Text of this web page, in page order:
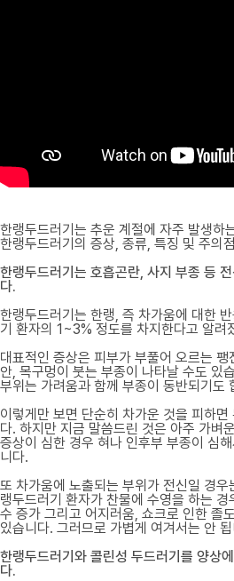
한랭두드러기는 추운 계절에 자주 발생하
한랭두드러기의 증상, 종류, 특징 및 주의
한랭두드러기는 호흡곤란, 사지 부종 등
다.
한랭두드러기는 한랭, 즉 차가움에 대한
기 환자의 1~3% 정도를 차지한다고 알려
대표적인 증상은 피부가 부풀어 오르는
안, 목구멍이 붓는 부종이 나타날 수도 있
부위는 가려움과 함께 부종이 동반되기도
이렇게만 보면 단순히 차가운 것을 피하면
다. 하지만 지금 말씀드린 것은 아주 가벼
증상이 심한 경우 혀나 인후부 부종이 심
니다.
또 차가움에 노출되는 부위가 전신일 경
랭두드러기 환자가 찬물에 수영을 하는
수 증가 그리고 어지러움, 쇼크로 인한 졸
있습니다. 그러므로 가볍게 여겨서는 안
한랭두드러기와 콜린성 두드러기를 양상
다.